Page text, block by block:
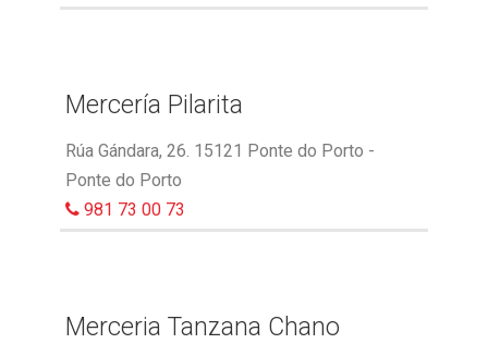
Mercería Pilarita
Rúa Gándara, 26. 15121 Ponte do Porto -
Ponte do Porto
981 73 00 73
Merceria Tanzana Chano